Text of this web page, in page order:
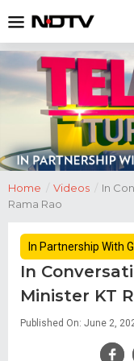
Home / Videos / In
Rama Rao
In Partnership With
In
Minister KT
Published On: June 2,